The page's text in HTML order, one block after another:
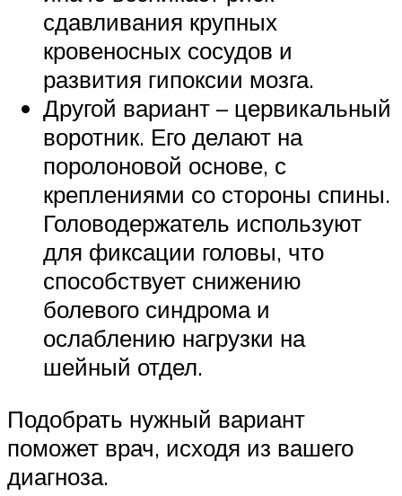
сдавливания крупных
кровеносных сосудов и
развития гипоксии мозга.
Другой вариант – цервикальный
воротник. Его делают на
поролоновой основе, с
креплениями со стороны спины.
Головодержатель используют
для фиксации головы, что
способствует снижению
болевого синдрома и
ослаблению нагрузки на
шейный отдел.
Подобрать нужный вариант
поможет врач, исходя из вашего
диагноза.